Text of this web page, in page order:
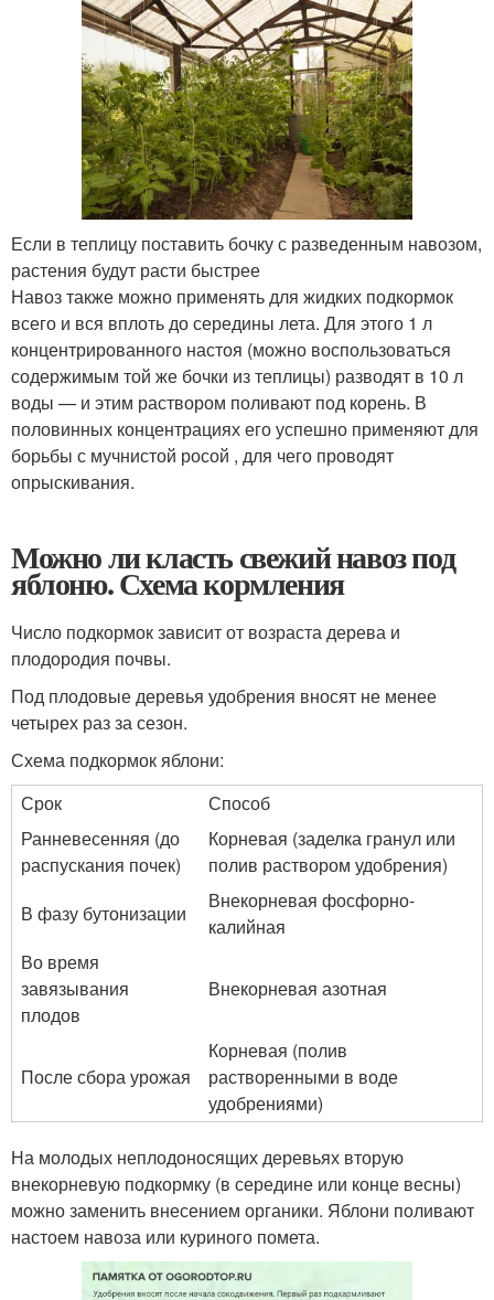
Если в теплицу поставить бочку с разведенным навозом,
растения будут расти быстрее
Навоз также можно применять для жидких подкормок
всего и вся вплоть до середины лета. Для этого 1 л
концентрированного настоя (можно воспользоваться
содержимым той же бочки из теплицы) разводят в 10 л
воды — и этим раствором поливают под корень. В
половинных концентрациях его успешно применяют для
борьбы с мучнистой росой , для чего проводят
опрыскивания.
Можно ли класть свежий навоз под
яблоню. Схема кормления
Число подкормок зависит от возраста дерева и
плодородия почвы.
Под плодовые деревья удобрения вносят не менее
четырех раз за сезон.
Схема подкормок яблони:
Срок
Способ
Ранневесенняя (до
распускания почек)
Корневая (заделка гранул или
полив раствором удобрения)
В фазу бутонизации
Внекорневая фосфорно-
калийная
Во время
завязывания
плодов
Внекорневая азотная
После сбора урожая
Корневая (полив
растворенными в воде
удобрениями)
На молодых неплодоносящих деревьях вторую
внекорневую подкормку (в середине или конце весны)
можно заменить внесением органики. Яблони поливают
настоем навоза или куриного помета.